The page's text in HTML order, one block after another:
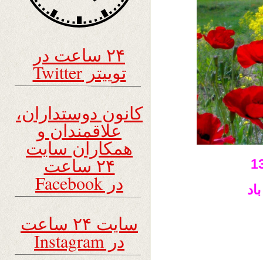
۲۴ ساعت در
توییتر Twitter
کانون دوستداران،
علاقمندان و
همکاران سایت
۲۴ ساعت
در Facebook
سایت ۲۴ ساعت
در Instagram